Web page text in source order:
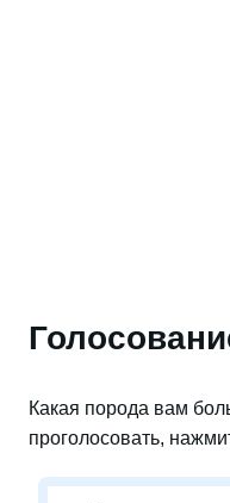
Какая порода вам
проголосовать,